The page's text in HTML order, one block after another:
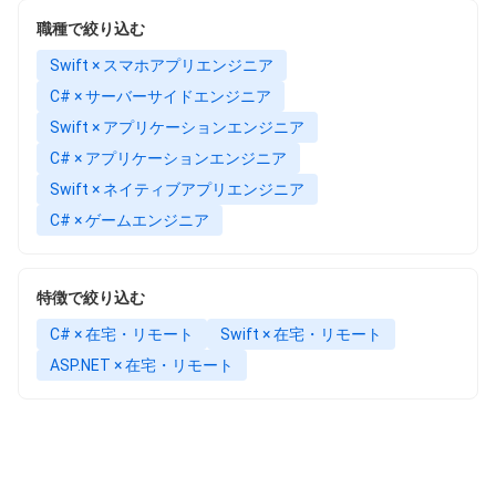
職種で絞り込む
Swift × スマホアプリエンジニア
C# × サーバーサイドエンジニア
Swift × アプリケーションエンジニア
C# × アプリケーションエンジニア
Swift × ネイティブアプリエンジニア
C# × ゲームエンジニア
特徴で絞り込む
C# × 在宅・リモート
Swift × 在宅・リモート
ASP.NET × 在宅・リモート